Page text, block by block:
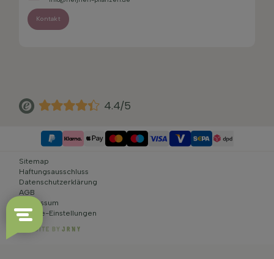
Kontakt
4.4/5
Sitemap
Haftungsausschluss
Datenschutzerklärung
AGB
Impressum
Cookie-Einstellungen